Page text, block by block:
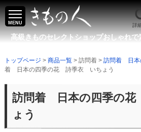
MENU
高級きものセレクトショップおしゃれで
詳
トップページ > 商品一覧> 訪問着 > 訪問着 日本
着 日本の四季の花 詩季衣 いちょう
訪問着 日本の四季の
ょう